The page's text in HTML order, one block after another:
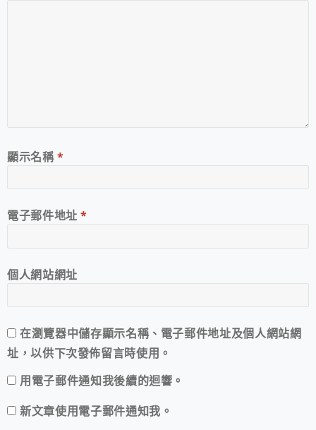
顯示名稱*
電子郵件地址*
個人網站網址
在瀏覽器中儲存顯示名稱、電子郵件地址及個人網站網
址，以供下次發佈留言時使用。
用電子郵件通知我後續的迴響。
新文章使用電子郵件通知我。